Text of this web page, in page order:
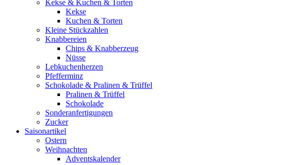
Kekse & Kuchen & Torten
Kekse
Kuchen & Torten
Kleine Stückzahlen
Knabbereien
Chips & Knabberzeug
Nüsse
Lebkuchenherzen
Pfefferminz
Schokolade & Pralinen & Trüffel
Pralinen & Trüffel
Schokolade
Sonderanfertigungen
Zucker
Saisonartikel
Ostern
Weihnachten
Adventskalender